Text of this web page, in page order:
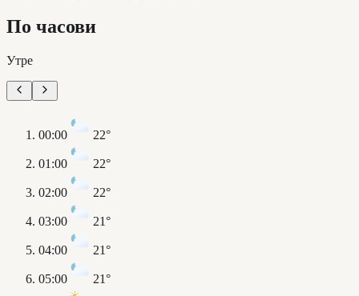
По часови
Утре
00:00 22°
01:00 22°
02:00 22°
03:00 21°
04:00 21°
05:00 21°